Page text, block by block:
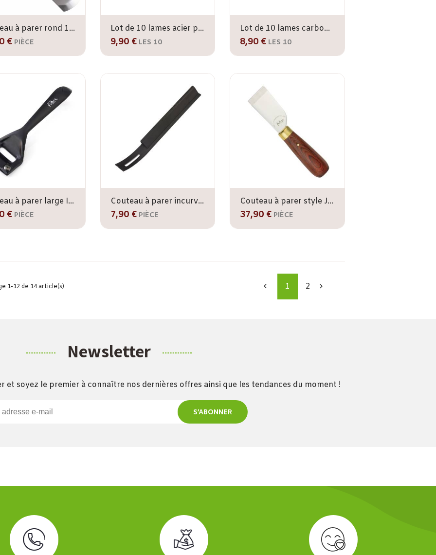
Couteau à parer rond 180 mm
€ PIÈCE
Lot de 10 lames acier pour couteau à parer IVAN
9,90 € LES 10
Lot de 10 lames carbone pour couteau à parer IVAN
8,90 € LES 10
Couteau à parer large IVAN
€ PIÈCE
Couteau à parer incurvé IVAN
7,90 € PIÈCE
Couteau à parer style Japonais IVAN
37,90 € PIÈCE
1-12 de 14 article(s)  1 2 
Newsletter
soyez le premier à connaître nos dernières offres ainsi que les tendances du moment !
S’ABONNER